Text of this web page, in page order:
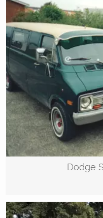
Dodge